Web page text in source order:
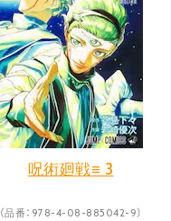
呪術廻戦≡ 3
（品番：978-4-08-885042-9）